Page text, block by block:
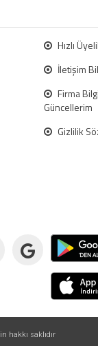
Hızlı
İletişim
Firma
Güncellerim
Gizlilik
hakkı saklıdır